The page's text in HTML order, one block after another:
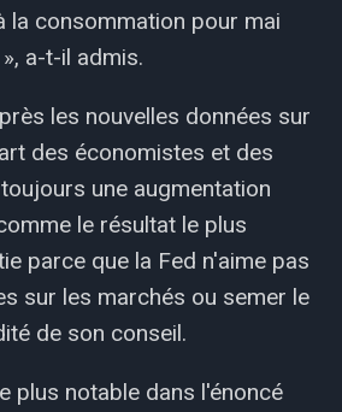
la consommation pour mai
a-t-il admis.
les nouvelles données sur
des économistes et des
une augmentation
le résultat le plus
parce que la Fed n'aime pas
sur les marchés ou semer le
de son conseil.
plus notable dans l'énoncé